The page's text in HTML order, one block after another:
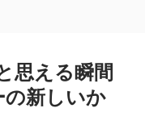
思える瞬間
の新しいか